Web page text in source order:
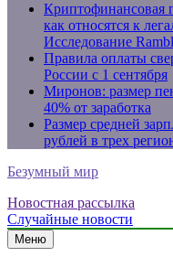
Криптофинансовая
как относятся к
Исследование
Правила оплаты
России с 1 сентября
Миронов: размер
40% от заработка
Размер средней
рублей в трех
Безумный мир
Новостная рассылка
Случайные новости
Меню